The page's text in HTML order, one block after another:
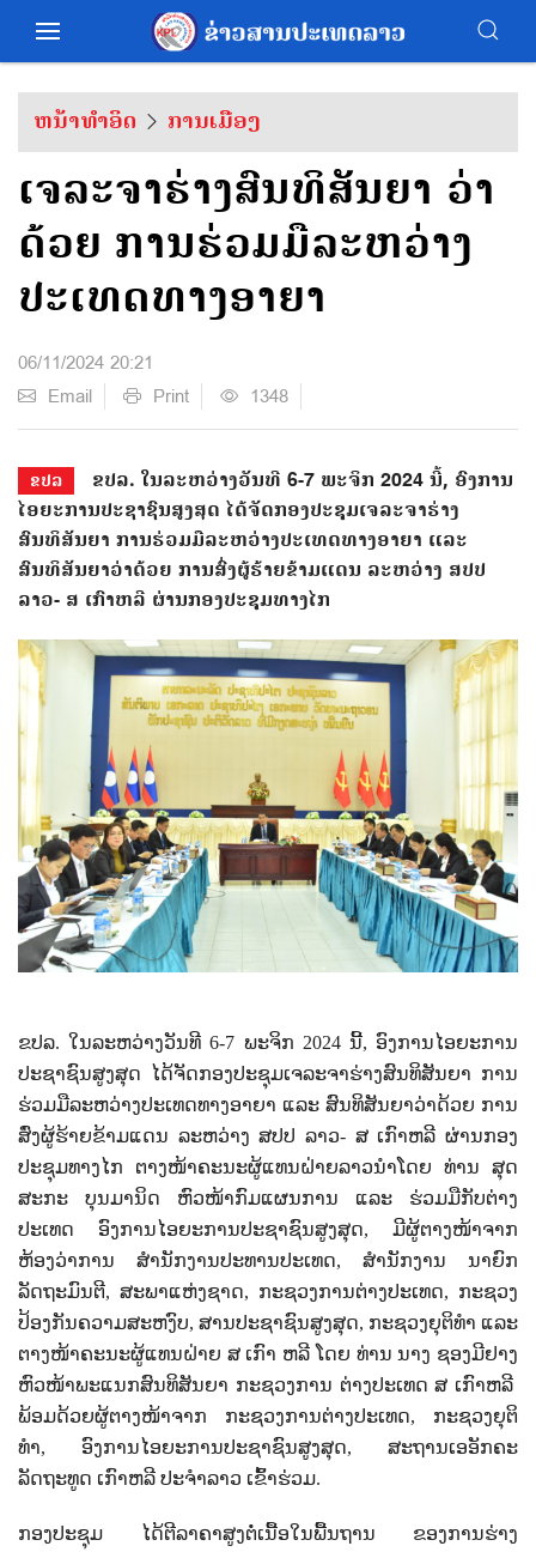
ຫນ້າທຳອິດ ການເມືອງ
ເຈລະຈາຮ່າງສົນທິສັນຍາ ວ່າ
ດ້ວຍ ການຮ່ວມມືລະຫວ່າງ
ປະເທດທາງອາຍາ
06/11/2024 20:21
Email
Print 1348
ຂປລ
ຂປລ. ໃນລະຫວ່າງວັນທີ 6-7 ພະຈິກ 2024 ນີ້, ອົງການ
ໄອຍະການປະຊາຊົນສູງສຸດ ໄດ້ຈັດກອງປະຊຸມເຈລະຈາຮ່າງ
ສົນທິສັນຍາ ການຮ່ວມມືລະຫວ່າງປະເທດທາງອາຍາ ແລະ
ສົນທິສັນຍາວ່າດ້ວຍ ການສົ່ງຜູ້ຮ້າຍຂ້າມແດນ ລະຫວ່າງ ສປປ
ລາວ- ສ ເກົາຫລີ ຜ່ານກອງປະຊຸມທາງໄກ
ຂປລ. ໃນລະຫວ່າງວັນທີ6-7 ພະຈິກ 2024ນີ້,ອົງການໄອຍະການ
ປະຊາຊົນສູງສຸດ ໄດ້ຈັດກອງປະຊຸມເຈລະຈາຮ່າງສົນທິສັນຍາ ການ
ຮ່ວມມືລະຫວ່າງປະເທດທາງອາຍາ ແລະ ສົນທິສັນຍາວ່າດ້ວຍ ການ
ສົ່ງຜູ້ຮ້າຍຂ້າມແດນ ລະຫວ່າງ ສປປ ລາວ- ສ ເກົາຫລີ ຜ່ານກອງ
ປະຊຸມທາງໄກ ຕາງໜ້າຄະນະຜູ້ແທນຝ່າຍລາວນໍາໂດຍ ທ່ານ ສຸດ
ສະກະ ບຸນມານິດ ຫົວໜ້າກົມແຜນການ ແລະ ຮ່ວມມືກັບຕ່າງ
ປະເທດ ອົງການໄອຍະການປະຊາຊົນສູງສຸດ, ມີຜູ້ຕາງໜ້າຈາກ
ຫ້ອງວ່າການ ສໍານັກງານປະທານປະເທດ, ສໍານັກງານ ນາຍົກ
ລັດຖະມົນຕີ, ສະພາແຫ່ງຊາດ, ກະຊວງການຕ່າງປະເທດ, ກະຊວງ
ປ້ອງກັນຄວາມສະຫງົບ, ສານປະຊາຊົນສູງສຸດ, ກະຊວງຍຸຕິທໍາ ແລະ
ຕາງໜ້າຄະນະຜູ້ແທນຝ່າຍ ສ ເກົາ ຫລີ ໂດຍ ທ່ານ ນາງ ຊອງມີຢາງ
ຫົວໜ້າພະແນກສົນທິສັນຍາ ກະຊວງການ ຕ່າງປະເທດ ສ ເກົາຫລີ
ພ້ອມດ້ວຍຜູ້ຕາງໜ້າຈາກ ກະຊວງການຕ່າງປະເທດ, ກະຊວງຍຸຕິ
ທໍາ, ອົງການໄອຍະການປະຊາຊົນສູງສຸດ, ສະຖານເອອັກຄະ
ລັດຖະທູດ ເກົາຫລີ ປະຈໍາລາວ ເຂົ້າຮ່ວມ.
ກອງປະຊຸມ ໄດ້ຕີລາຄາສູງຕໍ່ເນື້ອໃນພື້ນຖານ ຂອງການຮ່າງ